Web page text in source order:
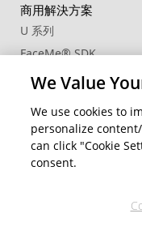
商用解決方案
U 系列
FaceMe®SDK
社群資源
會員專區
We Value
We use cookies to
personalize
can click "Cookie
consent.